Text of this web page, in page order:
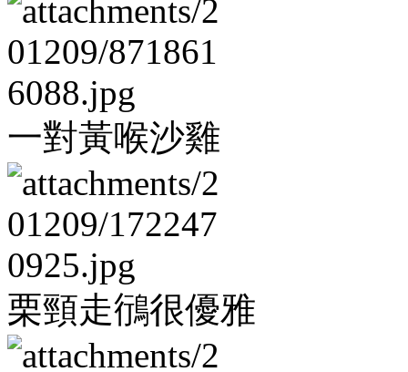
一對黃喉沙雞
栗頸走鴴很優雅